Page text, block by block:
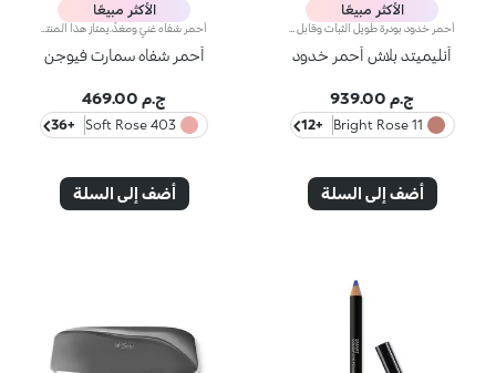
الأكثر مبيعًا
أنليميتد بلاش أحمر خدود
ج.م 939.00
11 Bright Rose
+12
أضف إلى السلة
الأكثر مبيعًا
أحمر شفاه سمارت فيوجن
ج.م 469.00
403 Soft Rose
+36
أضف إلى السلة